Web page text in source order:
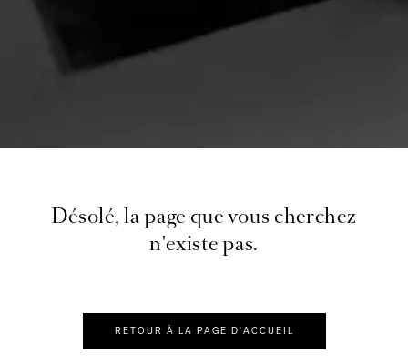
Désolé, la page que vous cherchez
n'existe pas.
RETOUR À LA PAGE D'ACCUEIL